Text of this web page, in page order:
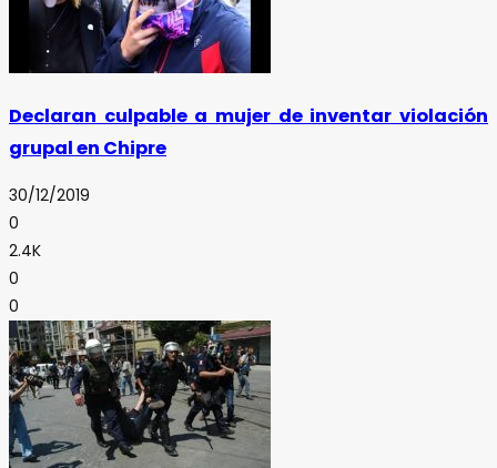
Declaran culpable a mujer de inventar violación
grupal en Chipre
30/12/2019
0
2.4K
0
0